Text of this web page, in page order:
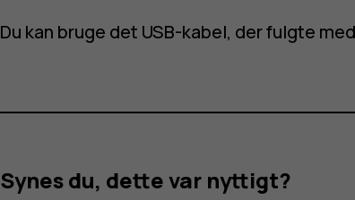
Du kan bruge det USB-kabel, der fulgte
Synes du, dette var nyttigt?